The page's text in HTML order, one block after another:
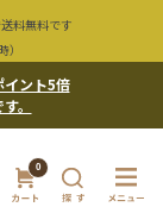
料無料です
）
イント5倍
。
0